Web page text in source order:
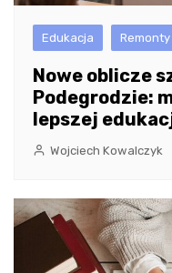
Edukacja Remonty
Nowe oblicze
Podegrodzie:
lepszej
Wojciech Kowalczyk